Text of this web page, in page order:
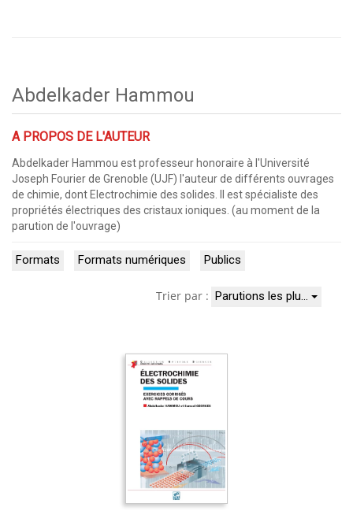
Abdelkader Hammou
A PROPOS DE L'AUTEUR
Abdelkader Hammou est professeur honoraire à l'Université
Joseph Fourier de Grenoble (UJF) l'auteur de différents ouvrages
de chimie, dont Electrochimie des solides. Il est spécialiste des
propriétés électriques des cristaux ioniques. (au moment de la
parution de l'ouvrage)
Formats Formats numériques Publics
Trier par : Parutions les plu…